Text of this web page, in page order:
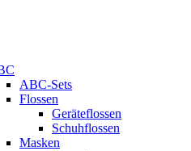
ABC-Sets
Flossen
Geräteflossen
Schuhflossen
Masken